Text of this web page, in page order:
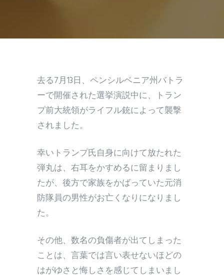
去る7月13日、ペンシルベニア州バトラ
ーで開催された選挙演説中に、トラン
プ前大統領がライフル銃によって襲撃
されました。
幸いトランプ氏自身に向けて放たれた
弾丸は、右耳をかすめるに留まりまし
たが、後方で家族をかばっていた元消
防隊員の男性がお亡くなりになりまし
た。
その他、数名の負傷者が出てしまった
ことは、言葉では言い表せないほどの
はがゆさと悔しさを感じてしまいまし